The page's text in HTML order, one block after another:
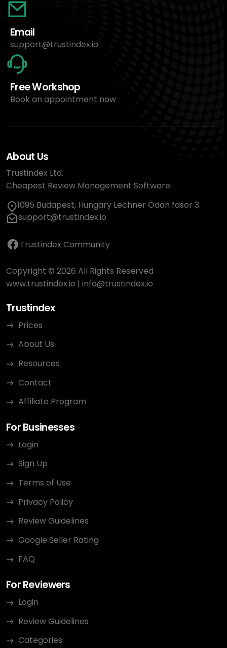
Email
support@trustindex.io
Free Workshop
Book an appointment now
About Us
Trustindex Ltd.
Cheapest Review Management Software
1095 Budapest, Hungary Lechner Ödön fasor 3.
support@trustindex.io
Trustindex Community
Copyright © 2026 All Rights Reserved
www.trustindex.io | info@trustindex.io
Trustindex
Prices
About Us
Resources
Contact
Affiliate Program
For Businesses
Login
Sign Up
Terms of Use
Privacy Policy
Review Guidelines
Google Seller Rating
FAQ
For Reviewers
Login
Review Guidelines
Categories